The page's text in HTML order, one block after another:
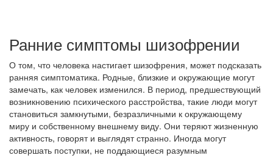
Ранние симптомы шизофрении
О том, что человека настигает шизофрения, может подсказать
ранняя симптоматика. Родные, близкие и окружающие могут
замечать, как человек изменился. В период, предшествующий
возникновению психического расстройства, такие люди могут
становиться замкнутыми, безразличными к окружающему
миру и собственному внешнему виду. Они теряют жизненную
активность, говорят и выглядят странно. Иногда могут
совершать поступки, не поддающиеся разумным